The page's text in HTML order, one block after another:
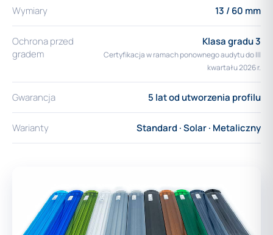
Wymiary 13 / 60 mm
Ochrona przed
gradem
Klasa gradu 3
Certyfikacja w ramach ponownego audytu do III
kwartału 2026 r.
Gwarancja 5 lat od utworzenia profilu
Warianty Standard · Solar · Metaliczny